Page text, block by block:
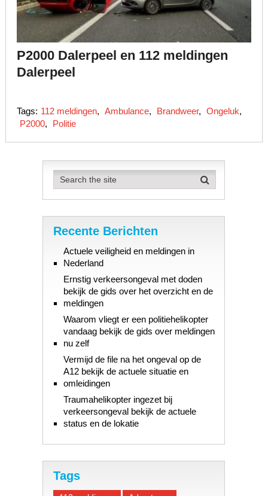
P2000 Dalerpeel en 112 meldingen
Dalerpeel
Tags: 112 meldingen, Ambulance, Brandweer, Ongeluk,
P2000, Politie
Recente Berichten
Actuele veiligheid en meldingen in
Nederland
Ernstig verkeersongeval met doden
bekijk de gids over het overzicht en de
meldingen
Waarom vliegt er een politiehelikopter
vandaag bekijk de gids over meldingen
nu zelf
Vermijd de file na het ongeval op de
A12 bekijk de actuele situatie en
omleidingen
Traumahelikopter ingezet bij
verkeersongeval bekijk de actuele
status en de lokatie
Tags